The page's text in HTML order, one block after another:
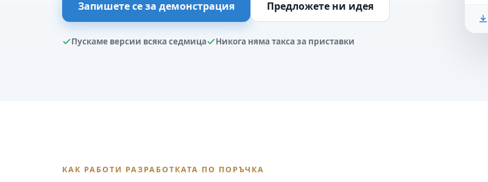
Запишете се за демонстрация Предложете ни идея
Пускаме версии всяка седмица Никога няма такса за приставки
КАК РАБОТИ РАЗРАБОТКАТА ПО ПОРЪЧКА